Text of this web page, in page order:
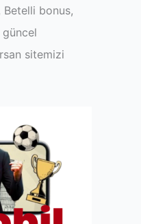
, Betelli bonus,
sitemizi